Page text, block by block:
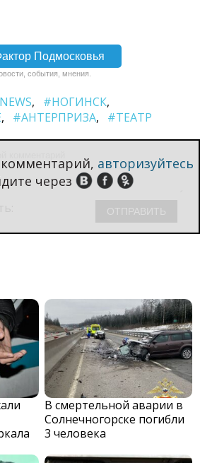
Подмосковья
события, мнения.
#НОГИНСК
#АНТЕРПРИЗА #ТЕАТР
авторизуйтесь
через
В смертельной аварии в
Солнечногорске погибли
3 человека